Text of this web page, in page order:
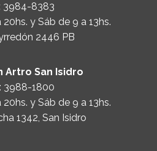
3984-8383
y Sáb de 9 a 13hs.
2446 PB
Artro San Isidro
3988-1800
y Sáb de 9 a 13hs.
1342, San Isidro